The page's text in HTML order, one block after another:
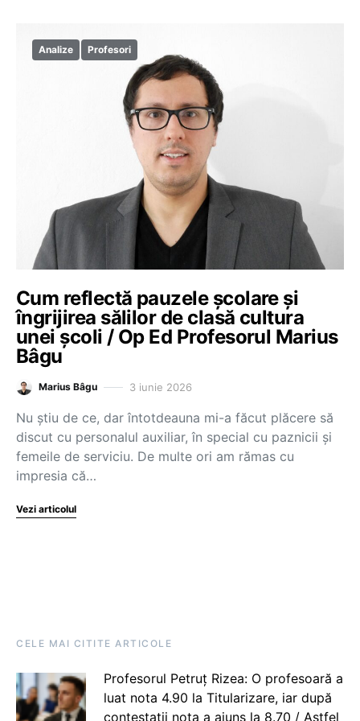
Analize Profesori
Cum reflectă pauzele școlare și
îngrijirea sălilor de clasă cultura
unei școli / Op Ed Profesorul Marius
Bâgu
Marius Bâgu 3 iunie 2026
Nu știu de ce, dar întotdeauna mi-a făcut plăcere să
discut cu personalul auxiliar, în special cu paznicii și
femeile de serviciu. De multe ori am rămas cu
impresia că…
Vezi articolul
CELE MAI CITITE ARTICOLE
Profesorul Petruț Rizea: O profesoară a
luat nota 4.90 la Titularizare, iar după
contestații nota a ajuns la 8.70 / Astfel